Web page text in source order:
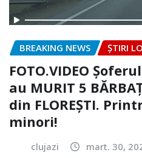
BREAKING NEWS ȘTIRI
FOTO.VIDEO
au MURIT 5
din FLOREȘTI.
minori!
clujazi mart. 30,